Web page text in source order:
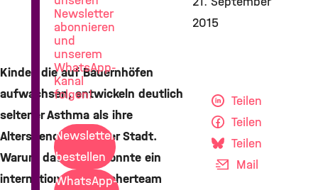
2015
Kinder, die auf Bauernhöfen
aufwachsen, entwickeln deutlich
seltener Asthma als ihre
Altersgenossen in der Stadt.
Warum das so ist, konnte ein
internationales Forscherteam
Teilen
Teilen
Teilen
Mail
Newsletter
abonnieren
und
unserem
WhatsApp-
Kanal
folgen!
Newsletter
bestellen
WhatsApp-